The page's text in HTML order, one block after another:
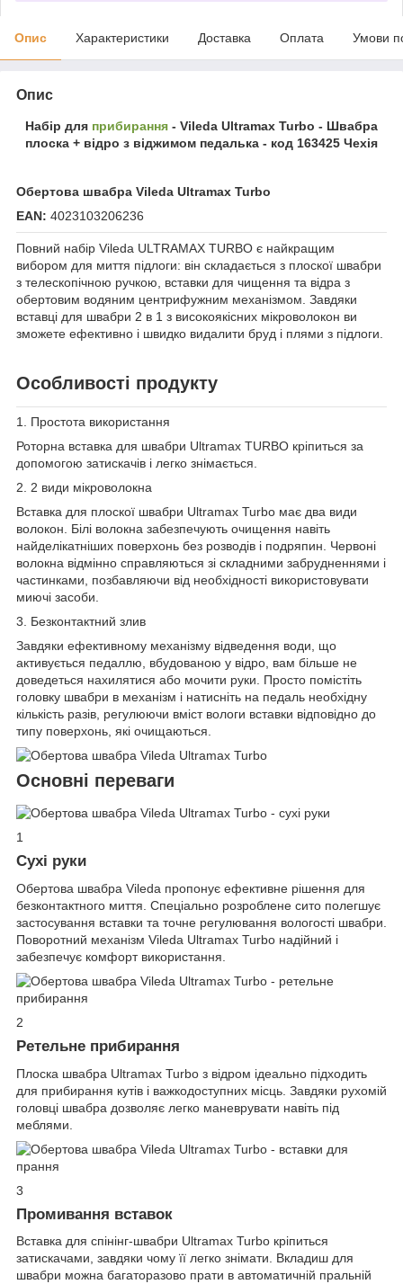
Опис Характеристики Доставка Оплата Умови
Опис
Набір для прибирання - Vileda Ultramax Turbo - Швабра
плоска + відро з віджимом педалька - код 163425 Чехія
Обертова швабра Vileda Ultramax Turbo
EAN: 4023103206236
Повний набір Vileda ULTRAMAX TURBO є найкращим
вибором для миття підлоги: він складається з плоскої швабри
з телескопічною ручкою, вставки для чищення та відра з
обертовим водяним центрифужним механізмом. Завдяки
вставці для швабри 2 в 1 з високоякісних мікроволокон ви
зможете ефективно і швидко видалити бруд і плями з підлоги.
Особливості продукту
1. Простота використання
Роторна вставка для швабри Ultramax TURBO кріпиться за
допомогою затискачів і легко знімається.
2. 2 види мікроволокна
Вставка для плоскої швабри Ultramax Turbo має два види
волокон. Білі волокна забезпечують очищення навіть
найделікатніших поверхонь без розводів і подряпин. Червоні
волокна відмінно справляються зі складними забрудненнями і
частинками, позбавляючи від необхідності використовувати
миючі засоби.
3. Безконтактний злив
Завдяки ефективному механізму відведення води, що
активується педаллю, вбудованою у відро, вам більше не
доведеться нахилятися або мочити руки. Просто помістіть
головку швабри в механізм і натисніть на педаль необхідну
кількість разів, регулюючи вміст вологи вставки відповідно до
типу поверхонь, які очищаються.
Основні переваги
1
Сухі руки
Обертова швабра Vileda пропонує ефективне рішення для
безконтактного миття. Спеціально розроблене сито полегшує
застосування вставки та точне регулювання вологості швабри.
Поворотний механізм Vileda Ultramax Turbo надійний і
забезпечує комфорт використання.
2
Ретельне прибирання
Плоска швабра Ultramax Turbo з відром ідеально підходить
для прибирання кутів і важкодоступних місць. Завдяки рухомій
головці швабра дозволяє легко маневрувати навіть під
меблями.
3
Промивання вставок
Вставка для спінінг-швабри Ultramax Turbo кріпиться
затискачами, завдяки чому її легко знімати. Вкладиш для
швабри можна багаторазово прати в автоматичній пральній